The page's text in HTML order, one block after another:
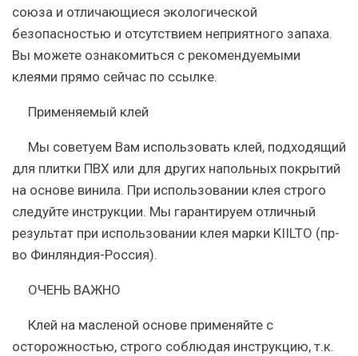
союза и отличающиеся экологической
безопасностью и отсутствием неприятного запаха.
Вы можете ознакомиться с рекомендуемыми
клеями прямо сейчас по ссылке.
Применяемый клей
Мы советуем Вам использовать клей, подходящий
для плитки ПВХ или для других напольных покрытий
на основе винила. При использовании клея строго
следуйте инструкции. Мы гарантируем отличный
результат при использовании клея марки KIILTO (пр-
во Финляндия-Россия).
ОЧЕНЬ ВАЖНО
Клей на масленой основе применяйте с
осторожностью, строго соблюдая инструкцию, т.к.